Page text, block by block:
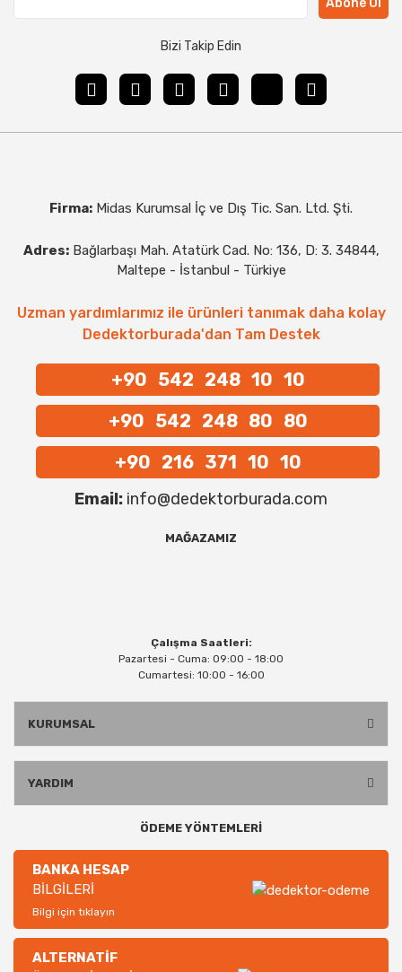
Abone Ol
Bizi Takip Edin
Firma: Midas Kurumsal İç ve Dış Tic. San. Ltd. Şti.
Adres: Bağlarbaşı Mah. Atatürk Cad. No: 136, D: 3. 34844,
Maltepe - İstanbul - Türkiye
Uzman yardımlarımız ile ürünleri tanımak daha kolay
Dedektorburada'dan Tam Destek
+90 542 248 10 10
+90 542 248 80 80
+90 216 371 10 10
Email: info@dedektorburada.com
MAĞAZAMIZ
Çalışma Saatleri:
Pazartesi - Cuma: 09:00 - 18:00
Cumartesi: 10:00 - 16:00
KURUMSAL
YARDIM
ÖDEME YÖNTEMLERİ
BANKA HESAP
BİLGİLERİ
Bilgi için tıklayın
ALTERNATİF